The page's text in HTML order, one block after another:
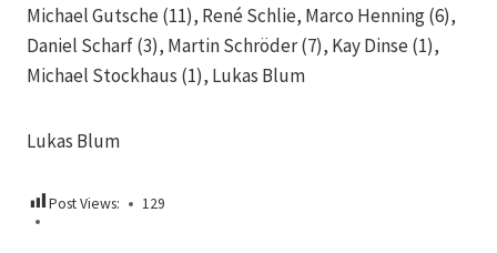
Michael Gutsche (11), René Schlie, Marco Henning (6),
Daniel Scharf (3), Martin Schröder (7), Kay Dinse (1),
Michael Stockhaus (1), Lukas Blum
Lukas Blum
Post Views: 129